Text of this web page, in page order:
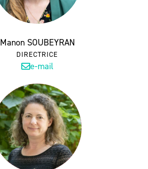
Manon SOUBEYRAN
DIRECTRICE
e-mail